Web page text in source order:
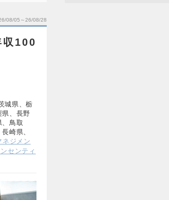
08/05～26/08/28
収100
城県、栃
県、長野
鳥取
崎県、
ネジメン
センティ